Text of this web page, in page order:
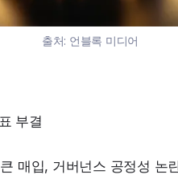
출처: 언블록 미디어
부결
매입, 거버넌스 공정성 논